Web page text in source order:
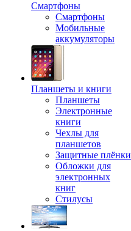
Смартфоны
Смартфоны
Мобильные
аккумуляторы
Планшеты и книги
Планшеты
Электронные
книги
Чехлы для
планшетов
Защитные плёнки
Обложки для
электронных
книг
Стилусы